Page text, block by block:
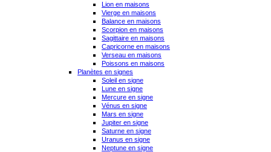
Lion en maisons
Vierge en maisons
Balance en maisons
Scorpion en maisons
Sagittaire en maisons
Capricorne en maisons
Verseau en maisons
Poissons en maisons
Planètes en signes
Soleil en signe
Lune en signe
Mercure en signe
Vénus en signe
Mars en signe
Jupiter en signe
Saturne en signe
Uranus en signe
Neptune en signe